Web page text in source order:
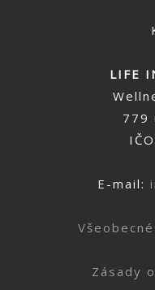
LIFE
779
E-mail:
Zásady